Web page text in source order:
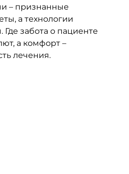
– признанные
а технологии
забота о пациенте
а комфорт –
лечения.